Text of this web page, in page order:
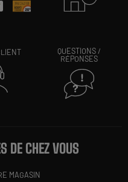
QUESTIONS /
RÉPONSES
DE CHEZ VOUS
MAGASIN